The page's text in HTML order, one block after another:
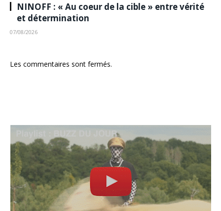
NINOFF : « Au coeur de la cible » entre vérité
et détermination
07/08/2026
Les commentaires sont fermés.